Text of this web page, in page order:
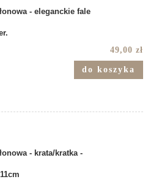
- eleganckie fale
49,00 zł
do koszyka
- krata/kratka -